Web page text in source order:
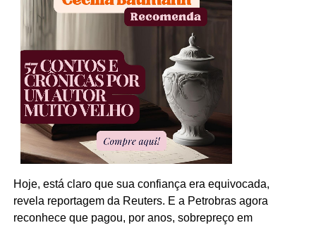
Hoje, está claro que sua confiança era equivocada,
revela reportagem da Reuters. E a Petrobras agora
reconhece que pagou, por anos, sobrepreço em